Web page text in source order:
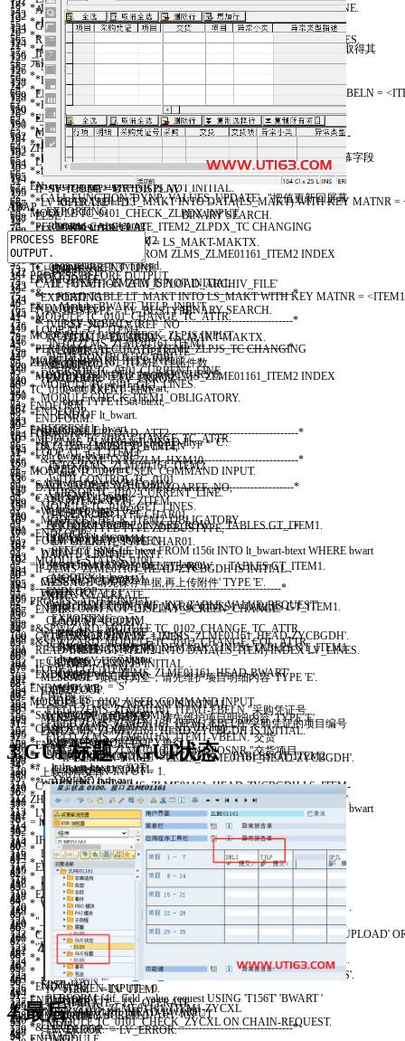
153
154
155
156
157
158
159
160
161
162
163
164
165
166
167
168
169
170
171
172
173
174
175
176
177
178
179
180
181
182
183
184
185
186
187
188
189
190
191
192
193
194
195
196
197
198
199
200
201
202
203
204
205
206
207
208
209
210
211
212
213
214
215
216
217
218
219
220
221
222
223
224
225
226
227
228
* DATA: lt_dynpread TYPE TABLE OF dynpread WITH HEADER LINE.
* DATA: lw_objec TYPE objec.
*
* CALL FUNCTION 'HRIQ_OBJID_REQUEST' "根据搜帮名取得其
元数据
* EXPORTING
* plvar = '01'
* otype = 'O'
* IMPORTING
* sel_object = lw_objec.
* REFRESH lt_dynpread.
* lt_dynpread-fieldname = 'ZLMS_ZLME01161_HEAD-DEPRT'. "屏幕字段
* lt_dynpread-fieldvalue = lw_objec-objid. "选择值
* APPEND lt_dynpread.
* CALL FUNCTION 'DYNP_VALUES_UPDATE' "把值更新回屏幕
* EXPORTING
* dyname = sy-cprog
* dynumb = sy-dynnr
* TABLES
* dynpfields = lt_dynpread.
ENDMODULE.
*&---------------------------------------------------------------------*
*& Module BWART_HELP INPUT
*&---------------------------------------------------------------------*
* text
*----------------------------------------------------------------------*
MODULE BWART_HELP INPUT.
* DATA: BEGIN OF lt_bwart OCCURS 0,
* bwart TYPE t156-bwart,
* btext TYPE t156t-btext,
* END OF lt_bwart.
* REFRESH lt_bwart.
* IF ZLMS_ZLME01161_HEAD-lltyp = 'C'.
* lt_bwart-bwart = '913'.
* APPEND lt_bwart.
* lt_bwart-bwart = '941'.
* APPEND lt_bwart.
* lt_bwart-bwart = '929'.
* APPEND lt_bwart.
* LOOP AT lt_bwart.
* SELECT SINGLE btext FROM t156t INTO lt_bwart-btext WHERE bwart
= lt_bwart-bwart AND spras = sy-langu.
* MODIFY lt_bwart.
* ENDLOOP.
* CALL FUNCTION 'F4IF_INT_TABLE_VALUE_REQUEST'
* EXPORTING
* retfield = 'BWART'
* dynpprog = sy-repid
* dynpnr = sy-dynnr
* dynprofield = 'ZLMS_ZLME01161_HEAD-BWART'
* value_org = 'S'
* TABLES
* value_tab = lt_bwart.
* ELSEIF ZLMS_ZLME01161_HEAD-lltyp = 'F'.
* lt_bwart-bwart = '221'.
* APPEND lt_bwart.
** lt_bwart-bwart = '927'.
** APPEND lt_bwart.
* LOOP AT lt_bwart.
* SELECT SINGLE btext FROM t156t INTO lt_bwart-btext WHERE bwart
= lt_bwart-bwart AND spras = sy-langu.
* MODIFY lt_bwart.
* ENDLOOP.
* CALL FUNCTION 'F4IF_INT_TABLE_VALUE_REQUEST'
* EXPORTING
* retfield = 'BWART'
* dynpprog = sy-repid
* dynpnr = sy-dynnr
* dynprofield = 'ZLMS_ZLME01161_HEAD-BWART'
* value_org = 'S'
* TABLES
* value_tab = lt_bwart.
* ELSE.
* PERFORM f4if_field_value_request USING 'T156T' 'BWART '
'ZLMS_ZLME01161_HEAD-BWART'.
* ENDIF.
121
122
123
124
125
126
127
128
129
130
131
132
133
134
135
136
137
138
139
140
141
142
143
144
145
146
147
148
149
150
151
152
153
154
155
156
157
158
159
160
161
162
163
164
165
166
167
168
169
170
171
172
173
174
175
176
177
178
179
180
181
182
183
184
185
186
187
188
189
190
191
192
193
194
195
196
197
AND
ZLMS_ZLME01161_ITEM2-SEL = 'X'.
LOOP AT GT_ITEM2 INTO G_TC_0102_WA2
WHERE SEL = 'X'.
G_ TC
MODIFY GT_ITEM2
FROM
TRANSPORTING
ENDLOOP.
ENDIF.
MODIFY GT_ITEM2
FROM ZLMS_ZLME01161_ITEM2
INDEX TC_0102-CURRENT_LINE
TRANSPORTING SEL.
ENDMODULE.
MODULE TC_0101 CHECK ZLPDX INPUT.
PERFORM CALCULATE ITEM2 ZLPDX TC CHANGING
ZLMS _ZLME01161 ITEM2.
MODIFY
FROM ZLMS ZLME01161 ITEM2 INDEX
TC_0102-CURRENT_LINE.
ENDMODULE.
MODULE TC_0101_CHECK_ZLPJS INPUT.
PERFORM CALCULATE_ITEM2_ZLPJS_TC CHANGING
ZLMS_ZLME01161_ITEM2."理赔件数
MODIFY GT_ITEM2 FROM ZLMS_ZLME01161 ITEM2 INDEX
TC_0102-CURRENT_LINE.
ENDMODULE.
MODULE TC_0101_USER_COMMAND INPUT.
SAVE_CODE = SY-UCOMM.
CASE SAVE_CODE.
WHEN 'TC_INS1'.
PERFORM FCODE_INSERT_ROW TABLES GT_ITEM1.
CLEAR:SY-UCOMM.
WHEN 'TC_DEL1'.
PERFORM FCODE_DELETE_ROW TABLES GT_ ITEM1.
CLEAR:SY-UCOMM.
WHEN 'TC_ALL1'.
PERFORM FCODE_TC_MARK_LINES1 TABLES GT_ITEM1.
CLEAR:SY-UCOMM.
WHEN 'TC_SAL1'.
PERFORM FCODE_TC_DEMARK_LINES1 TABLES GT_ITEM1.
CLEAR:SY-UCOMM.
ENDCASE.
ENDMODULE.
MODULE TC_0102_USER_COMMAND INPUT.
SAVE_CODE = SY-UCOMM.
CASE SAVE_CODE.
* WHEN 'TC_CO2'."COPY单行
* PERFORM FCODE_INSERT_ROW TABLES GT_ITEM2.
* CLEAR:SY-UCOMM.
WHEN 'TC_DEL2'.
PERFORM FCODE_DELETE_ROW2 .
CLEAR:SY-UCOMM.
WHEN 'TC_COP2'."复制选择行
PERFORM FCODE_ COPY_SELECTED .
CLEAR:SY-UCOMM .
WHEN
. "复制所有行
PERFORM FCODE_ COPY _ ALL
CLEAR:
.
WHEN 'TC_ALL2'
PERFORM
TC_ MARK
CLEAR:SY-UCOMM
WHEN 'TC_SAL2'.
PERFORM FCODE LINES2 TABLES GT _ITEM2.
CLEAR:
.
ENDCASE.
ENDMODULE.
*& Module GET_DB_DATA INPUT
*&---------------------------------------------------------------------*
54
55
56
57
58
59
60
61
62
63
64
65
66
67
68
69
70
71
72
73
74
75
76
77
78
79
80
81
82
83
84
85
86
87
88
89
90
91
92
93
94
95
96
97
98
99
100
101
102
103
104
105
106
107
108
109
110
111
112
113
114
115
116
117
118
119
120
121
122
123
124
125
126
127
128
129
* AND SPRAS = @SY-LANGU.
* ENDIF.
*
* SORT LT_EKPO BY EBELN EBELP.
* SORT LT_MAKT BY MATNR.
* LOOP AT GT_ITEM1 ASSIGNING FIELD-SYMBOL(<ITEM1>).
* READ TABLE LT_EKPO INTO DATA(LS_EKPO) WITH KEY EBELN =
* EBELP = <ITEM1>-EBELP
* BINARY SEARCH.
* IF SY-SUBRC = 0.
* <ITEM1>-MATNR = LS_EKPO-MATNR.
* <ITEM1>-EMATN = LS_EKPO-EMATN.
* ENDIF.
* IF <ITEM1>-MATNR IS NOT INITIAL.
* READ TABLE LT_MAKT INTO DATA(LS_MAKT) WITH KEY MATNR =
* BINARY SEARCH.
* IF SY-SUBRC = 0.
* <ITEM1>-MAKTX = LS_MAKT-MAKTX.
* ENDIF.
* ENDIF.
* IF <ITEM1>-EMATN IS NOT INITIAL.
* READ TABLE LT_MAKT INTO LS_MAKT WITH KEY MATNR =
* BINARY SEARCH.
* IF SY-SUBRC = 0.
* <ITEM1>-EMAKTX = LS_MAKT-MAKTX.
* ENDIF.
* ENDIF.
* ENDLOOP.
ENDFORM.
*&---------------------------------------------------------------------*
*& Form MODIFY_SCREEN
*&---------------------------------------------------------------------*
* text
*----------------------------------------------------------------------*
* --> p1 text
* <-- p2 text
*----------------------------------------------------------------------*
FORM MODIFY_SCREEN .
DATA: L_LIN TYPE INT1.
CASE SY-TCODE.
WHEN GV_CREATE.
PERFORM NOT_DISPLAY_SCREEN_CHANGE.
LOOP AT SCREEN.
IF SCREEN-NAME = 'ZLMS_ZLME01161_HEAD-ZYCBGDH'
SCREEN-INPUT = 0.
ENDIF.
MODIFY SCREEN.
ENDLOOP.
WHEN GV_MODIFY.
IF ZLMS_ZLME01161_HEAD-ZYCBGDH IS INITIAL.
LOOP AT SCREEN.
IF SCREEN-NAME = 'ZLMS_ZLME01161_HEAD-ZYCBGDH'
SCREEN-INPUT = 1.
ELSE.
SCREEN-INPUT = 0.
ENDIF.
MODIFY SCREEN.
ENDLOOP.
EXIT.
ENDIF.
PERFORM
DISPLAY _SCREEN
LOOP AT SCREEN
IF SCREEN NAME = 'ZLMS_ZLME01161_HEAD-ZYCBGDH'
SCREEN
1.
* ELSEIF SCREEN-NAME = 'ZLMS_ZLME01161_ITEM1-CB_UPLOAD'
'ZLMS_ZLME01161_ITEM2-CB_UPLOAD' .
* SCREEN-INPUT = 1.
ELSEIF
NAME = 'ZLMS_ZLME01161_HEAD-ZYSFS'
SCREEN-INPUT = 0.
ENDIF.
MODIFY SCREEN.
ENDLOOP.
18
19
20
21
22
23
24
25
26
27
28
29
30
31
32
33
34
35
36
37
38
39
40
41
42
43
44
45
46
47
48
49
50
51
52
53
54
55
56
57
58
59
60
61
62
63
64
65
66
67
68
69
70
71
72
73
74
75
76
77
78
79
80
81
82
83
84
85
86
87
88
89
90
91
92
93
94
GET CURSOR LINE LV_LINES.
READ TABLE GT_ITEM1 INTO DATA(LS_ITEM) INDEX LV_LINES.
IF LS ITEM
MESSAGE '项目号为空，请先维护项目' TYPE 'E'.
EXIT
ENDIF.
"上载附件文件
CONCATENATE ZLMS_ZLME01161_HEAD-ZYCBGDH LS_ITEM-
ZHXM
INTO LV_REF_NO SEPARATED BY '-'.
LV
BUSTYPE = 'LM_0019'. "流程类型，异常报告单项目
IF SY-TCODE = GV_DISPLAY
.
LV_OPERATE = 'D'.
ELSE .
LV_OPERATE = 'C'.
ENDIF.
"上载附件文件
CALL FUNCTION 'ZFM_UPLOAD_ARCHIV_FILE'
EXPORTING
IV_BUSTYPE = LV_BUSTYPE
IV_REF_NO = LV_REF_NO
IV_ITEM = LV_ITEM
IV_OPERATE = LV_OPERATE
IMPORTING
EV_ERROR = LV_ERROR.
ENDFORM.
FORM FRM_UPLOAD_ATT2 .
DATA: LV_LINES TYPE INT4,
LV_ZHXM TYPE ZLM_HXM10.
DATA: LV_REF_NO TYPE ZOAREF_NO,
LV_ITEM TYPE ZITEM,
LV_ERROR TYPE CHAR01,
LV_BUSTYPE TYPE ZDEBUSTYPE,
LV_OPERATE TYPE CHAR01.
IF ZLMS_ZLME01161_HEAD-ZYCBGDH IS INITIAL .
MESSAGE '请先保存单据,再上传附件' TYPE 'E'.
EXIT .
ENDIF.
GET CURSOR LINE LV_LINES.
READ TABLE GT_ITEM2 INTO DATA(LS_ITEM) INDEX LV_LINES.
IF LS_ITEM-ZHXM IS INITIAL .
MESSAGE '项目号为空，请先维护项目明细内容' TYPE 'E'.
EXIT .
ELSEIF LS_ITEM-ZMXHXM IS INITIAL .
MESSAGE '项目号为空，请先维护项目明细内容' TYPE 'E'.
EXIT .
ENDIF.
"上载附件文件
CONCATENATE ZLMS_ZLME01161_HEAD-ZYCBGDH LS_ITEM-
ZHXM LS_ITEM -ZMXHXM INTO LV_ REF _ NO '-'.
LV
_BUSTYPE = 'LM_0020'. "流程类型，异常报告单项目
IF SY-TCODE = GV_DISPLAY
.
LV_OPERATE = 'D'.
ELSE .
LV
OPERATE
ENDIF.
"上载附件文件
CALL FUNCTION 'ZFM_UPLOAD_ARCHIV_FILE'
EXPORTING
IV_BUSTYPE = LV
IV_REF_NO = LV_ REF_NO
IV_ITEM = LV_ITEM
IV_OPERATE = LV_OPERATE
IMPORTING
EV_ERROR = LV_ERROR.
ABAP
1
2
3
4
5
6
7
8
9
10
11
12
13
14
15
16
17
18
19
20
21
22
23
24
25
26
27
28
29
30
31
32
33
34
35
36
37
38
39
40
41
42
43
44
45
46
47
48
49
50
51
52
53
54
PROCESS BEFORE OUTPUT.
MODULE TC_0101_CHANGE_TC_ATTR.
LOOP AT
GT_ITEM1
INTO ZLMS_ZLME01161_ITEM1
WITH CONTROL TC_0101
CURSOR TC_0101-CURRENT_LINE.
MODULE TC_0101_GET_LINES.
MODULE CHECK_ITEM1 _OBLIGATORY.
ENDLOOP.
MODULE TC_0102_CHANGE_TC_ATTR.
LOOP AT
GT_ITEM2
INTO ZLMS_ZLME01161_ITEM2
WITH CONTROL TC_0101
CURSOR TC_0102-CURRENT_LINE.
MODULE TC_0102_GET_LINES
MODULE CHECK_ITEM2_OBLIGATORY.
ENDLOOP.
MODULE STATUS_0100.
*--------------------------------------------------------------------*
PROCESSAFTER INPUT.
*&SPWIZARD: MODULE TC_0102_CHANGE_TC_ATTR.
*&SPWIZARD: MODULE TC_0102_CHANGE_COL_ATTR.
LOOP AT GT_ITEM1 .
CHAIN.
FIELD ZLMS_ZLME01161_ITEM1-EBELN."采购凭证号
FIELD ZLMS_ZLME01161_ITEM1-EBELP."采购凭证的项目编号
FIELD ZLMS_ZLME01161_ITEM1-VBELN."交货
FIELD ZLMS_ZLME01161 _ITEM1-POSNR."交货项目
FIELD ZLMS _ZLME01161
FIELD
ZLMS _ZLME01161_ ITEM1- ZYCJS ."
FIELD ZLMS_ZLME01161_ITEM1- ZBZ."备注
FIELD ZLMS_ZLME01161_ITEM1- ZSL. "数量
FIELD ZLMS ZLME01161_ITEM1- ZJS."件数
FIELD ZLMS_ZLME01161 _ITEM1 ZDJZL."单件重量(公斤）
MODULE
0101_ MODIFY ON CHAIN-REQUEST.
ENDCHAIN
CHAIN.
FIELD ZLMS ZLME01161 _ITEM1
FIELD ZLMS ZLME01161_ITEM1-EBELP."采购凭证的项目编号
FIELD ZLMS_ZLME01161_ITEM1-VBELN."交货
FIELD ZLMS_ZLME01161
MODULE TC_0101 CHECK_PO ON CHAIN-REQUEST.
ENDCHAIN.
FIELD ZLMS_ZLME01161_ITEM1-ZYCXL
MODULE TC_0101_CHECK_ZYCXL ON CHAIN-REQUEST.
CHAIN.
3.GUI 标题，GUI状态
4.最后